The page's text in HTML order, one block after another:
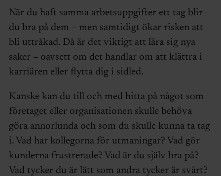
När du haft samma arbetsuppgifter ett tag blir
du bra på dem – men samtidigt ökar risken att
bli uttråkad. Då är det viktigt att lära sig nya
saker – oavsett om det handlar om att klättra i
karriären eller flytta dig i sidled.
Kanske kan du till och med hitta på något som
företaget eller organisationen skulle behöva
göra annorlunda och som du skulle kunna ta tag
i. Vad har kollegorna för utmaningar? Vad gör
kunderna frustrerade? Vad är du själv bra på?
Vad tycker du är lätt som andra tycker är svårt?